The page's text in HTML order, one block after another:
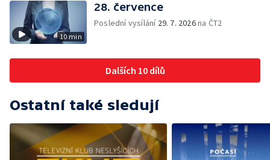
10 min
28. července
Poslední vysílání 29. 7. 2026na ČT2
Dalších 10 dílů
Ostatní také sledují